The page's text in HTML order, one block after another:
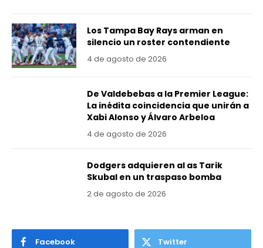
Los Tampa Bay Rays arman en
silencio un roster contendiente
4 de agosto de 2026
De Valdebebas a la Premier League:
La inédita coincidencia que unirán a
Xabi Alonso y Álvaro Arbeloa
4 de agosto de 2026
Dodgers adquieren al as Tarik
Skubal en un traspaso bomba
2 de agosto de 2026
Facebook Twitter